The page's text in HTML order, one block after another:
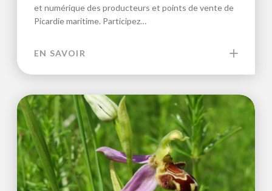
et numérique des producteurs et points de vente de
Picardie maritime. Participez…
EN SAVOIR